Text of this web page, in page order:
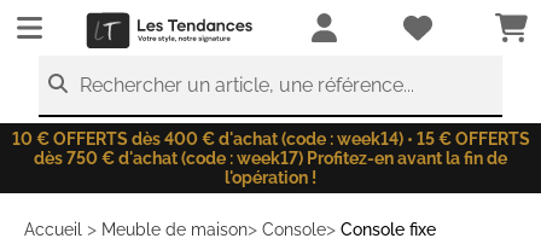
LesTendances.fr
Rechercher un article, une référence...
10 € OFFERTS dès 400 € d'achat (code : week14) • 15 € OFFERTS
dès 750 € d'achat (code : week17) Profitez-en avant la fin de
l'opération !
Accueil > Meuble de maison> Console> Console fixe